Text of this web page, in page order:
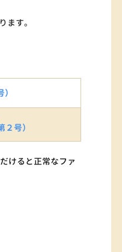
す。
号）
けると正常なファ